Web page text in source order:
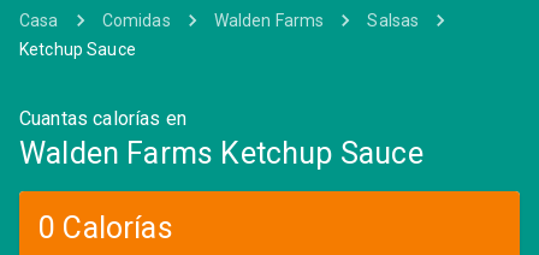
Casa Comidas Walden Farms
Salsas
Ketchup Sauce
Cuantas calorías en
Walden Farms Ketchup Sauce
0 Calorías